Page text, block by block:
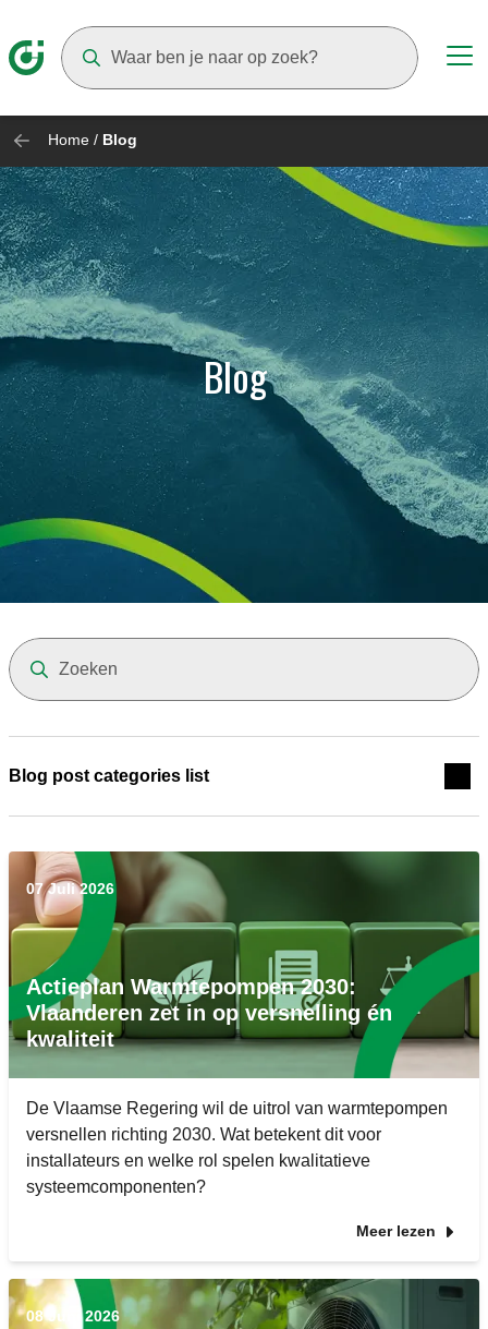
Home / Blog
Blog
Blog post categories list
07 Juli 2026
Actieplan Warmtepompen 2030:
Vlaanderen zet in op versnelling én
kwaliteit
De Vlaamse Regering wil de uitrol van warmtepompen
versnellen richting 2030. Wat betekent dit voor
installateurs en welke rol spelen kwalitatieve
systeemcomponenten?
Meer lezen
08 Juni 2026